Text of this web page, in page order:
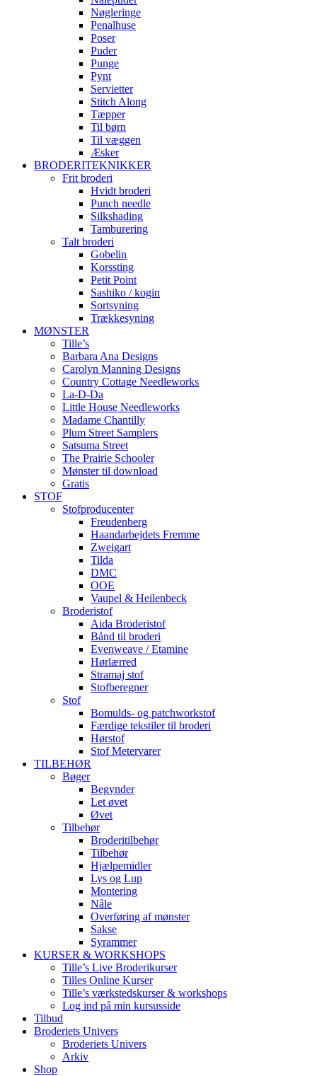
Nøgleringe
Penalhuse
Poser
Puder
Punge
Pynt
Servietter
Stitch Along
Tæpper
Til børn
Til væggen
Æsker
BRODERITEKNIKKER
Frit broderi
Hvidt broderi
Punch needle
Silkshading
Tamburering
Talt broderi
Gobelin
Korssting
Petit Point
Sashiko / kogin
Sortsyning
Trækkesyning
MØNSTER
Tille’s
Barbara Ana Designs
Carolyn Manning Designs
Country Cottage Needleworks
La-D-Da
Little House Needleworks
Madame Chantilly
Plum Street Samplers
Satsuma Street
The Prairie Schooler
Mønster til download
Gratis
STOF
Stofproducenter
Freudenberg
Haandarbejdets Fremme
Zweigart
Tilda
DMC
OOE
Vaupel & Heilenbeck
Broderistof
Aida Broderistof
Bånd til broderi
Evenweave / Etamine
Hørlærred
Stramaj stof
Stofberegner
Stof
Bomulds- og patchworkstof
Færdige tekstiler til broderi
Hørstof
Stof Metervarer
TILBEHØR
Bøger
Begynder
Let øvet
Øvet
Tilbehør
Broderitilbehør
Tilbehør
Hjælpemidler
Lys og Lup
Montering
Nåle
Overføring af mønster
Sakse
Syrammer
KURSER & WORKSHOPS
Tille’s Live Broderikurser
Tilles Online Kurser
Tille’s værkstedskurser & workshops
Log ind på min kursusside
Tilbud
Broderiets Univers
Broderiets Univers
Arkiv
Shop